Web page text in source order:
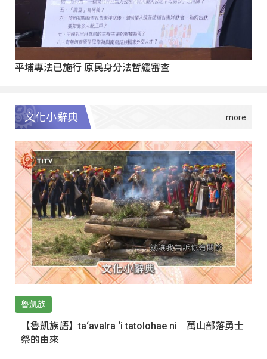
平埔專法已施行 原民身分法暫緩審查
文化小辭典
魯凱族
【魯凱族語】ta‘avalra ‘i tatolohae ni｜萬山部落勇士
祭的由來